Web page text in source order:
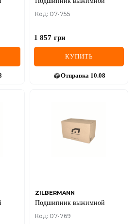
Код: 07-755
1 857 грн
КУПИТЬ
Отправка 10.08
ZILBERMANN
Подшипник выжимной
Код: 07-769